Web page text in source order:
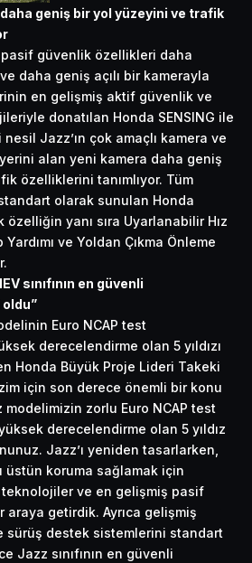
geniş bir yol yüzeyini ve trafik
pasif güvenlik özellikleri daha
daha geniş açılı bir kamerayla
en gelişmiş aktif güvenlik ve
donatılan Honda SENSING ile
Jazz’ın çok amaçlı kamera ve
alan yeni kamera daha geniş
özelliklerini tanımlıyor. Tüm
olarak sunulan Honda
özelliğin yanı sıra Uyarlanabilir Hız
ve Yoldan Çıkma Önleme
sınıfının en güvenli
Euro NCAP test
derecelendirme olan 5 yıldızı
Honda Büyük Proje Lideri Takeki
için son derece önemli bir konu
zorlu Euro NCAP test
derecelendirme olan 5 yıldız
Jazz’ı yeniden tasarlarken,
üstün koruma sağlamak için
teknolojiler ve en gelişmiş pasif
getirdik. Ayrıca gelişmiş
sürüş destek sistemlerini standart
Jazz sınıfının en güvenli